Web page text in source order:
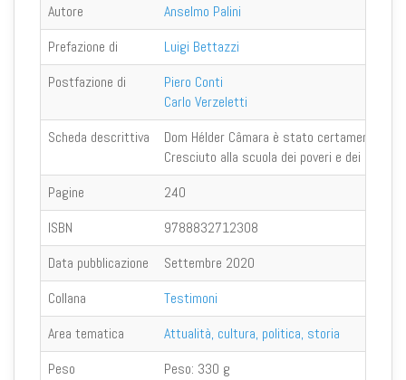
Autore
Anselmo Palini
Prefazione di
Luigi Bettazzi
Postfazione di
Piero Conti
Carlo Verzeletti
Scheda descrittiva
Dom Hélder Câmara è stato certamente
Cresciuto alla scuola dei poveri e dei
Pagine
240
ISBN
9788832712308
Data pubblicazione
Settembre 2020
Collana
Testimoni
Area tematica
Attualità, cultura, politica, storia
Peso
Peso: 330 g